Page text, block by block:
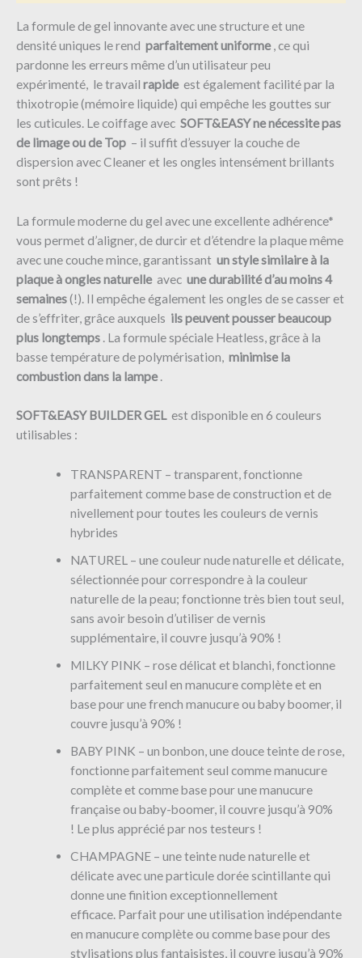
La formule de gel innovante avec une structure et une
densité uniques le rend parfaitement uniforme, ce qui
pardonne les erreurs même d’un utilisateur peu
expérimenté, le travail rapideest également facilité par la
thixotropie (mémoire liquide) qui empêche les gouttes sur
les cuticules. Le coiffage avec SOFT&EASY ne nécessite pas
de limage ou de Top – il suffit d’essuyer la couche de
dispersion avec Cleaner et les ongles intensément brillants
sont prêts !
La formule moderne du gel avec une excellente adhérence*
vous permet d’aligner, de durcir et d’étendre la plaque même
avec une couche mince, garantissant un style similaire à la
plaque à ongles naturelle avec une durabilité d’au moins 4
semaines(!). Il empêche également les ongles de se casser et
de s’effriter, grâce auxquels ils peuvent pousser beaucoup
plus longtemps . La formule spéciale Heatless, grâce à la
basse température de polymérisation, minimise la
combustion dans la lampe.
SOFT&EASY BUILDER GEL est disponible en 6 couleurs
utilisables :
TRANSPARENT – transparent, fonctionne
parfaitement comme base de construction et de
nivellement pour toutes les couleurs de vernis
hybrides
NATUREL – une couleur nude naturelle et délicate,
sélectionnée pour correspondre à la couleur
naturelle de la peau; fonctionne très bien tout seul,
sans avoir besoin d’utiliser de vernis
supplémentaire, il couvre jusqu’à 90% !
MILKY PINK – rose délicat et blanchi, fonctionne
parfaitement seul en manucure complète et en
base pour une french manucure ou baby boomer, il
couvre jusqu’à 90% !
BABY PINK – un bonbon, une douce teinte de rose,
fonctionne parfaitement seul comme manucure
complète et comme base pour une manucure
française ou baby-boomer, il couvre jusqu’à 90%
! Le plus apprécié par nos testeurs !
CHAMPAGNE – une teinte nude naturelle et
délicate avec une particule dorée scintillante qui
donne une finition exceptionnellement
efficace. Parfait pour une utilisation indépendante
en manucure complète ou comme base pour des
stylisations plus fantaisistes, il couvre jusqu’à 90%